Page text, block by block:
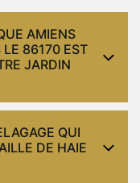
AMIENS
LE 86170 EST
JARDIN
QUI
DE HAIE